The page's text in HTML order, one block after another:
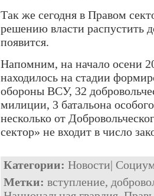
Так же сегодня в Правом
решению власти распустить
появится.
Напомним, на начало осени
находилось на стадии
обороны ВСУ, 32
милиции, 3 батальона
несколько от
сектор» не входит в число
Категории: Новости|
Метки: вступление,